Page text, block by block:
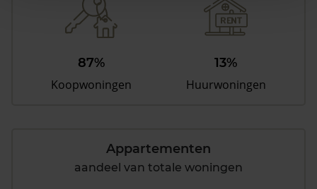
87%
Koopwoningen
13%
Huurwoningen
Appartementen
aandeel van totale woningen